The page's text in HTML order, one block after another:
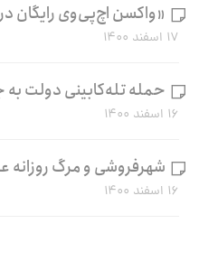
«واکسن اچ‌پی‌وی رایگان
۱۷ اسفند ۱۴۰۰
حمله تله‌کابینی دولت
۱۶ اسفند ۱۴۰۰
شهرفروشی و مرگ روزانه
۱۶ اسفند ۱۴۰۰